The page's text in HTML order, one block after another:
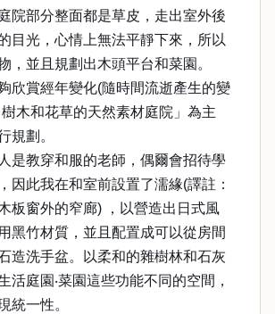
院部分整面都是草皮，走出室外後
目光，心情上無法平靜下來，所以
，並且規劃出木頭平台和菜園。
欣賞經年變化(隨時間流逝產生的變
木和花草的天然素材庭院」為主
規劃。
是教穿和服的老師，偶爾會招待學
因此我在和室前設置了濡緣(譯註：
板窗外的窄廊) ，以營造出日式風
黑竹材質，並且配置成可以從房間
造洗手盆。以柔和的雜樹林和石灰
活庭園‧菜園這些功能不同的空間，
統一性。